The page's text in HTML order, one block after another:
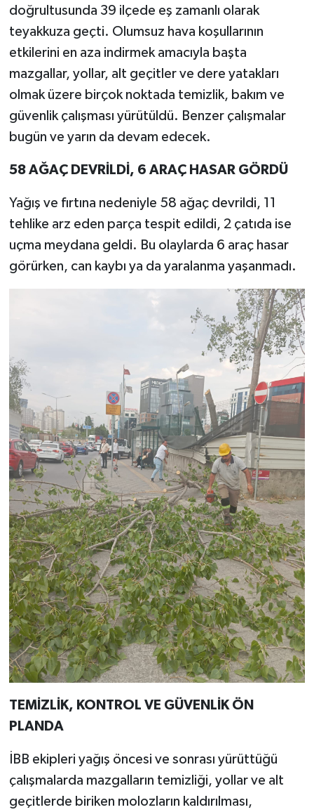
doğrultusunda 39 ilçede eş zamanlı olarak
teyakkuza geçti. Olumsuz hava koşullarının
etkilerini en aza indirmek amacıyla başta
mazgallar, yollar, alt geçitler ve dere yatakları
olmak üzere birçok noktada temizlik, bakım ve
güvenlik çalışması yürütüldü. Benzer çalışmalar
bugün ve yarın da devam edecek.
58 AĞAÇ DEVRİLDİ, 6 ARAÇ HASAR GÖRDÜ
Yağış ve fırtına nedeniyle 58 ağaç devrildi, 11
tehlike arz eden parça tespit edildi, 2 çatıda ise
uçma meydana geldi. Bu olaylarda 6 araç hasar
görürken, can kaybı ya da yaralanma yaşanmadı.
TEMİZLİK, KONTROL VE GÜVENLİK ÖN
PLANDA
İBB ekipleri yağış öncesi ve sonrası yürüttüğü
çalışmalarda mazgalların temizliği, yollar ve alt
geçitlerde biriken molozların kaldırılması,